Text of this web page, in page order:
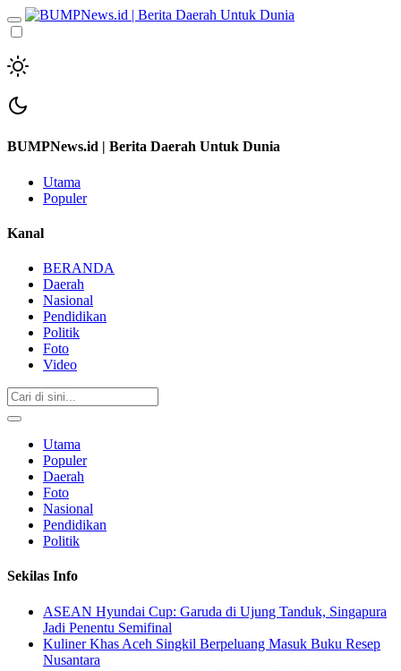
BUMPNews.id | Berita Daerah Untuk Dunia
Utama
Populer
Kanal
BERANDA
Daerah
Nasional
Pendidikan
Politik
Foto
Video
Utama
Populer
Daerah
Foto
Nasional
Pendidikan
Politik
Sekilas Info
ASEAN Hyundai Cup: Garuda di Ujung Tanduk, Singapura
Jadi Penentu Semifinal
Kuliner Khas Aceh Singkil Berpeluang Masuk Buku Resep
Nusantara